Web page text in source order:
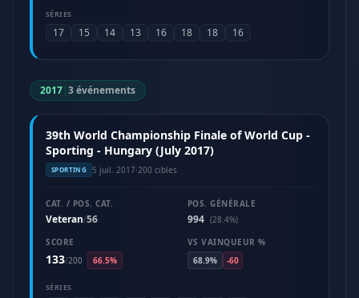
SÉRIES
17 15 14 13 16 18 18 16
2017|3 événements
39th World Championship Finale of World Cup -
Sporting - Hungary (July 2017)
SPORTING 5 juil. 2017·200 cibles
CAT. / POS. CAT.
Veteran/56
POS. GÉNÉRALE
994 (28.4%)
SCORE
133/200 66.5%
VS VAINQUEUR %
68.9%
-60
SÉRIES